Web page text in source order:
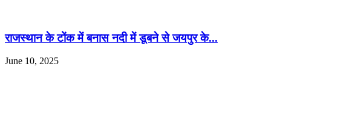
राजस्थान के टोंक में बनास नदी में डूबने से जयपुर के...
June 10, 2025